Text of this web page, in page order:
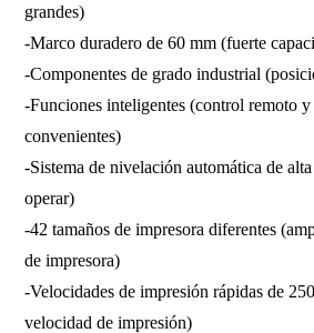
grandes)
-Marco duradero de 60 mm (fuerte
-Componentes de grado industrial
-Funciones inteligentes (control remoto
convenientes)
-Sistema de nivelación automática de
operar)
-42 tamaños de impresora diferentes
de impresora)
-Velocidades de impresión rápidas de
velocidad de impresión)